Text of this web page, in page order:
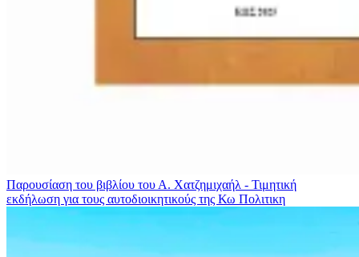
Παρουσίαση του βιβλίου του Α. Χατζημιχαήλ - Τιμητική
εκδήλωση για τους αυτοδιοικητικούς της Κω Πολιτικη